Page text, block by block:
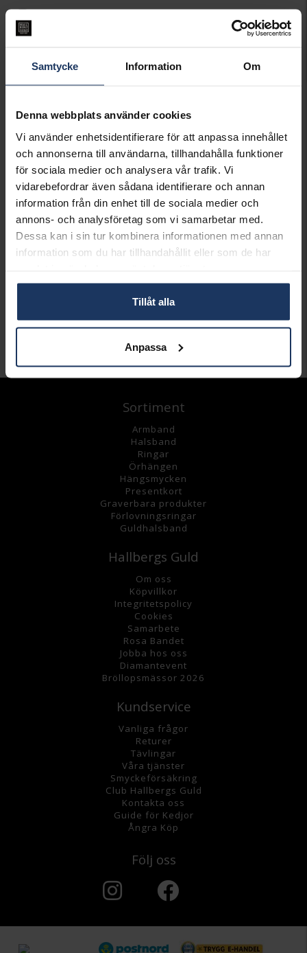
Samtycke Information Om
Denna webbplats använder cookies
Vi använder enhetsidentifierare för att anpassa innehållet
och annonserna till användarna, tillhandahålla funktioner
för sociala medier och analysera vår trafik. Vi
vidarebefordrar även sådana identifierare och annan
information från din enhet till de sociala medier och
annons- och analysföretag som vi samarbetar med.
Dessa kan i sin tur kombinera informationen med annan
information som du har tillhandahållit eller som de har
Tillåt alla
Anpassa
Presentinslagning
+29:-
VARUKORGEN
Leveranstid max 5-15 arbetsdagar.
Köpvillkor för beställnings- och graverade varor
Ingen bytesrätt, returrätt eller öppet köp för
beställningsvaror, ringar från Schalins, Flemming
Uziel och Sarek samt graverade varor. Läs mer om
ångerrätt och öppet köp i webbshoppenhär
INFO
BREDD CA (MM)
5.0
HÖJD CA (MM)
1.4
9K Gold
VIKT CA (GRAM)
4.30
Andra köpte även
Sortiment
Armband
Halsband
Ringar
Örhängen
Hängsmycken
Presentkort
Graverbara produkter
Förlovningsringar
Guldhalsband
Hallbergs Guld
Om oss
Köpvillkor
Integritetspolicy
Cookies
Samarbete
Rosa Bandet
Jobba hos oss
Diamantevent
Bröllopsmässor 2026
Kundservice
Vanliga frågor
Returer
Tävlingar
Våra tjänster
Smyckeförsäkring
Club Hallbergs Guld
Kontakta oss
Guide för Kedjor
Ångra Köp
Följ oss